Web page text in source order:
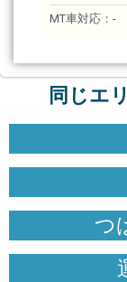
MT車対応：-
同じエ
つ